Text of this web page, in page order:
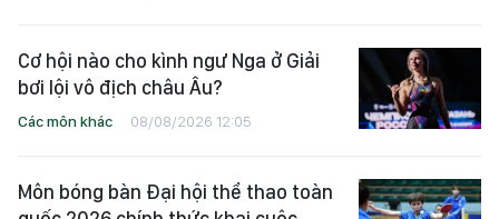
Cơ hội nào cho kình ngư Nga ở Giải
bơi lội vô địch châu Âu?
Các môn khác 08/08/2026 12:05
Môn bóng bàn Đại hội thể thao toàn